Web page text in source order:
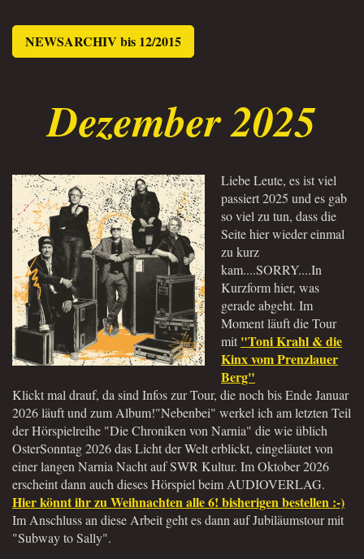
NEWSARCHIV bis 12/2015
Dezember 2025
Liebe Leute, es ist viel
passiert 2025 und es gab
so viel zu tun, dass die
Seite hier wieder einmal
zu kurz
kam....SORRY....In
Kurzform hier, was
gerade abgeht. Im
Moment läuft die Tour
mit "Toni Krahl & die
Kinx vom Prenzlauer
Berg"
Klickt mal drauf, da sind Infos zur Tour, die noch bis Ende Januar
2026 läuft und zum Album!"Nebenbei" werkel ich am letzten Teil
der Hörspielreihe "Die Chroniken von Narnia" die wie üblich
OsterSonntag 2026 das Licht der Welt erblickt, eingeläutet von
einer langen Narnia Nacht auf SWR Kultur. Im Oktober 2026
erscheint dann auch dieses Hörspiel beim AUDIOVERLAG.
Hier könnt ihr zu Weihnachten alle 6! bisherigen bestellen :-)
Im Anschluss an diese Arbeit geht es dann auf Jubiläumstour mit
"Subway to Sally".